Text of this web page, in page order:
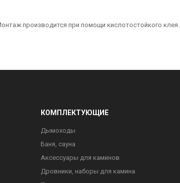
производится при помощи кислотостойкого клея.
КОМПЛЕКТУЮЩИЕ
Дымоходы
Баня, сауна
Аксессуары для каминов
Дровники, наборы для камина